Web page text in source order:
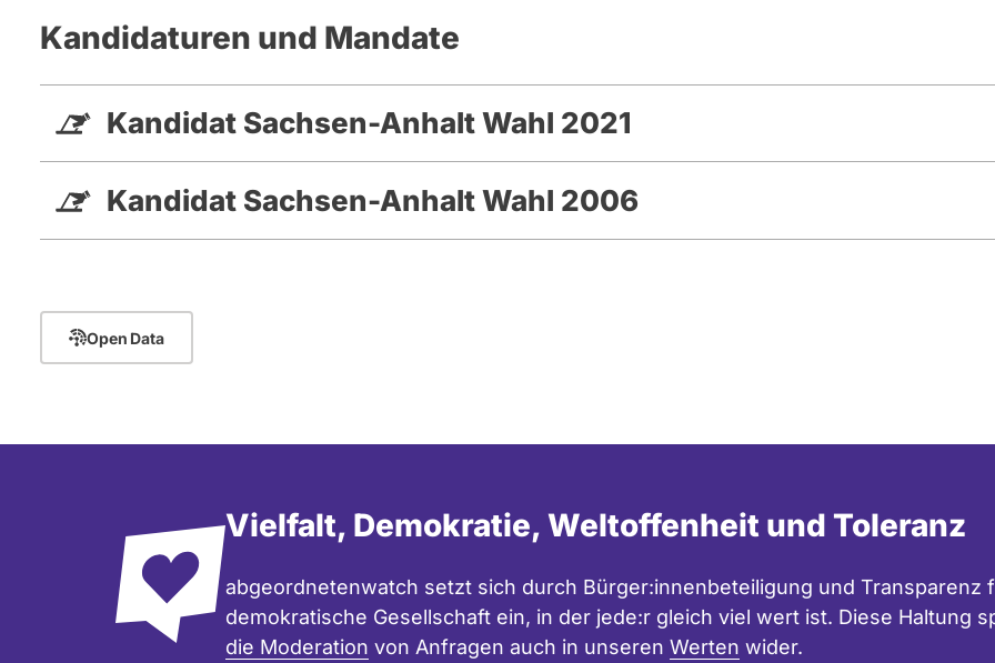
Kandidaturen und Mandate
Kandidat Sachsen-Anhalt Wahl 2021
Kandidat Sachsen-Anhalt Wahl 2006
Open Data
Vielfalt, Demokratie, Weltoffenheit und Toleranz
abgeordnetenwatch setzt sich durch Bürger:innenbeteiligung und Transparenz
demokratische Gesellschaft ein, in der jede:r gleich viel wert ist. Diese Haltung
die Moderation von Anfragen auch in unseren Werten wider.